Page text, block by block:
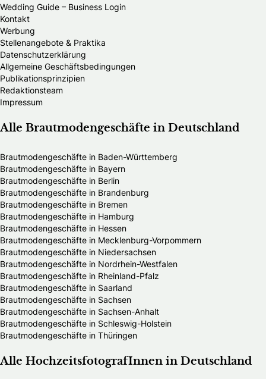
Wedding Guide – Business Login
Kontakt
Werbung
Stellenangebote & Praktika
Datenschutzerklärung
Allgemeine Geschäftsbedingungen
Publikationsprinzipien
Redaktionsteam
Impressum
Alle Brautmodengeschäfte in Deutschland
Brautmodengeschäfte in Baden-Württemberg
Brautmodengeschäfte in Bayern
Brautmodengeschäfte in Berlin
Brautmodengeschäfte in Brandenburg
Brautmodengeschäfte in Bremen
Brautmodengeschäfte in Hamburg
Brautmodengeschäfte in Hessen
Brautmodengeschäfte in Mecklenburg-Vorpommern
Brautmodengeschäfte in Niedersachsen
Brautmodengeschäfte in Nordrhein-Westfalen
Brautmodengeschäfte in Rheinland-Pfalz
Brautmodengeschäfte in Saarland
Brautmodengeschäfte in Sachsen
Brautmodengeschäfte in Sachsen-Anhalt
Brautmodengeschäfte in Schleswig-Holstein
Brautmodengeschäfte in Thüringen
Alle HochzeitsfotografInnen in Deutschland